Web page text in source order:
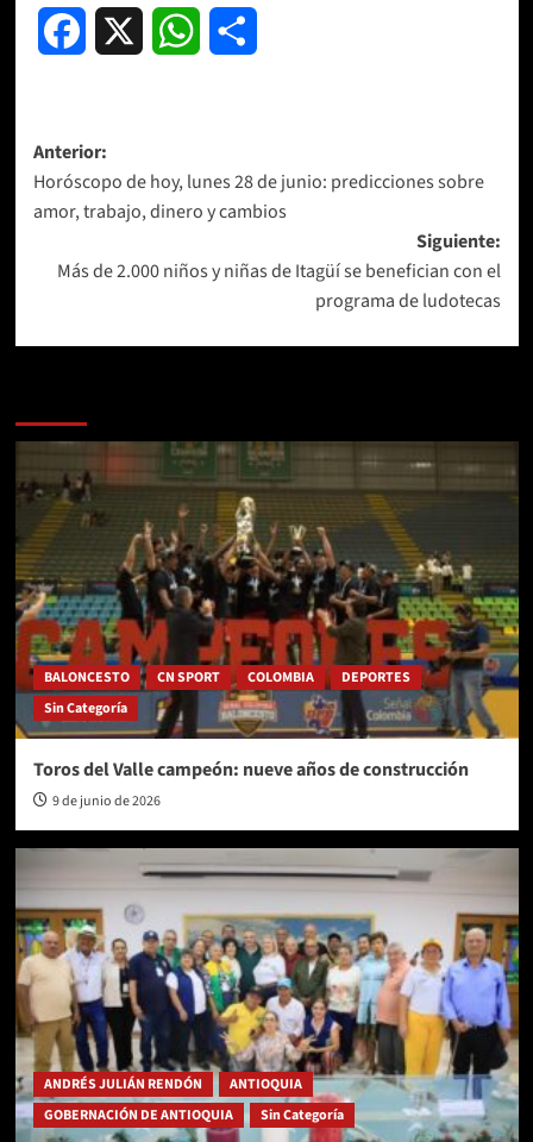
Facebook WhatsApp
Navegación
de
entradas
Anterior:
Horóscopo de hoy, lunes 28 de junio: predicciones sobre
amor, trabajo, dinero y cambios
Siguiente:
Más de 2.000 niños y niñas de Itagüí se benefician con el
programa de ludotecas
BALONCESTO CN SPORT COLOMBIA
DEPORTES
Sin Categoría
Toros del Valle campeón: nueve años de construcción
9 de junio de 2026
ANDRÉS JULIÁN RENDÓN
ANTIOQUIA
GOBERNACIÓN DE ANTIOQUIA
Sin Categoría